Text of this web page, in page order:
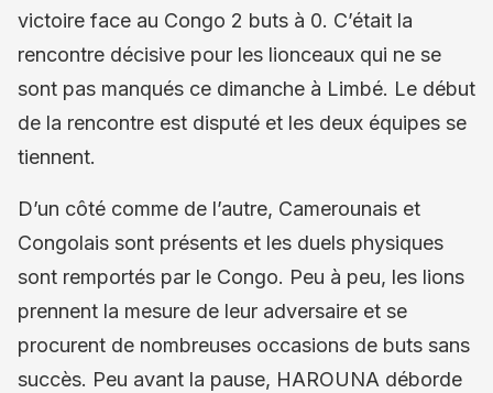
victoire face au Congo 2 buts à 0. C’était la
rencontre décisive pour les lionceaux qui ne se
sont pas manqués ce dimanche à Limbé. Le début
de la rencontre est disputé et les deux équipes se
tiennent.
D’un côté comme de l’autre, Camerounais et
Congolais sont présents et les duels physiques
sont remportés par le Congo. Peu à peu, les lions
prennent la mesure de leur adversaire et se
procurent de nombreuses occasions de buts sans
succès. Peu avant la pause, HAROUNA déborde